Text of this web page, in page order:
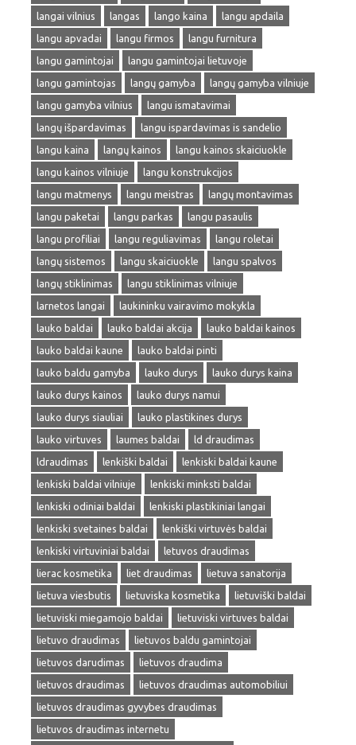
langai vilnius
langas lango kaina
langu apdaila
langu apvadai
langu firmos
langu furnitura
langu gamintojai
langu gamintojai lietuvoje
langu gamintojas
langų gamyba
langų gamyba vilniuje
langu gamyba vilnius
langu ismatavimai
langų išpardavimas
langu ispardavimas is sandelio
langu kaina
langų kainos
langu kainos skaiciuokle
langu kainos vilniuje
langu konstrukcijos
langu matmenys
langu meistras
langų montavimas
langu paketai
langu parkas
langu pasaulis
langu profiliai
langu reguliavimas
langu roletai
langų sistemos
langu skaiciuokle
langu spalvos
langų stiklinimas
langu stiklinimas vilniuje
larnetos langai
laukininku vairavimo mokykla
lauko baldai
lauko baldai akcija
lauko baldai kainos
lauko baldai kaune
lauko baldai pinti
lauko baldu gamyba
lauko durys
lauko durys kaina
lauko durys kainos
lauko durys namui
lauko durys siauliai
lauko plastikines durys
lauko virtuves
laumes baldai
ld draudimas
ldraudimas
lenkiški baldai
lenkiski baldai kaune
lenkiski baldai vilniuje
lenkiski minksti baldai
lenkiski odiniai baldai
lenkiski plastikiniai langai
lenkiski svetaines baldai
lenkiški virtuvės baldai
lenkiski virtuviniai baldai
letuvos draudimas
lierac kosmetika
liet draudimas
lietuva sanatorija
lietuva viesbutis
lietuviska kosmetika
lietuviški baldai
lietuviski miegamojo baldai
lietuviski virtuves baldai
lietuvo draudimas
lietuvos baldu gamintojai
lietuvos darudimas
lietuvos draudima
lietuvos draudimas
lietuvos draudimas automobiliui
lietuvos draudimas gyvybes draudimas
lietuvos draudimas internetu